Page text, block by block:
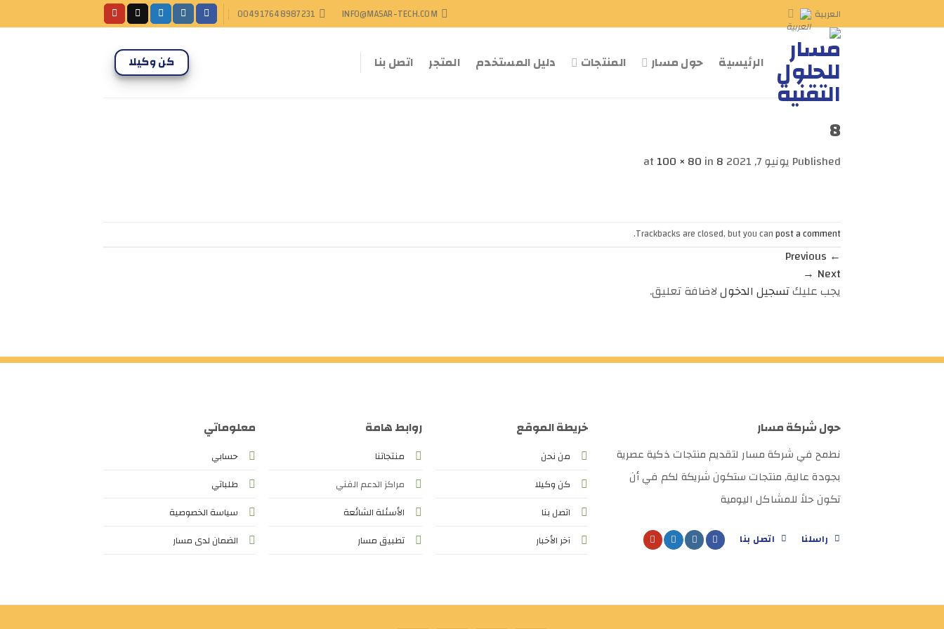
to
العربية INFO@MASAR-TECH.COM
004917648987231
الرئيسية حول مسار المنتجات دليل المستخدم المتجر اتصل بنا كن وكيلا
8
Published يونيو 7, 2021 100 × 80 in 8
Trackbacks are closed, but you canpost a comment
.
←
Next
→
يجب عليكتسجيل الدخوللاضافة تعليق.
حول شركة مسار
نطمح في شركة مسار لتقديم منتجات ذكية عصرية
بجودة عالية, منتجات ستكون شريكة لكم في أن
تكون حلاً للمشاكل اليومية
راسلنا اتصل بنا
خريطة الموقع
من نحن
كن وكيلا
اتصل بنا
آخر الأخبار
روابط هامة
منتجاتنا
مراكز الدعم الفني
الأسئلة الشائعة
تطبيق مسار
معلوماتي
حسابي
طلباتي
سياسة الخصوصية
الضمان لدى مسار